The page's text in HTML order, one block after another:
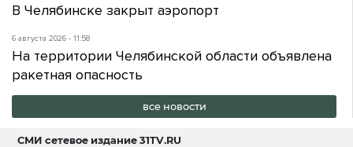
В Челябинске закрыт аэропорт
6 августа 2026 - 11:58
На территории Челябинской области объявлена
ракетная опасность
все новости
СМИ сетевое издание31TV.RU